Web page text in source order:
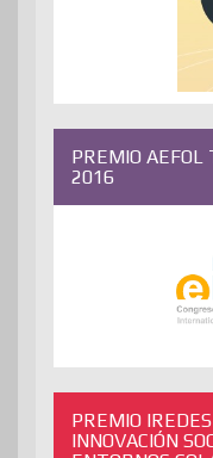
PREMIO AEFOL
2016
PREMIO
INNOVACIÓN